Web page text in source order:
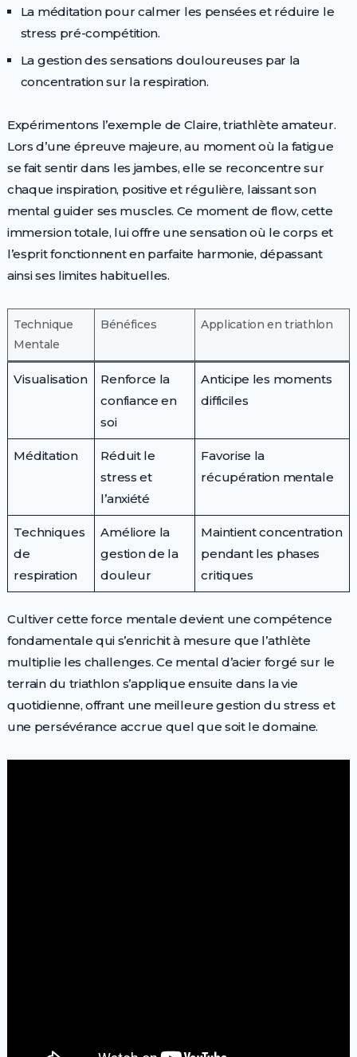
La méditation pour calmer les pensées et réduire le
stress pré-compétition.
La gestion des sensations douloureuses par la
concentration sur la respiration.
Expérimentons l’exemple de Claire, triathlète amateur.
Lors d’une épreuve majeure, au moment où la fatigue
se fait sentir dans les jambes, elle se reconcentre sur
chaque inspiration, positive et régulière, laissant son
mental guider ses muscles. Ce moment de flow, cette
immersion totale, lui offre une sensation où le corps et
l’esprit fonctionnent en parfaite harmonie, dépassant
ainsi ses limites habituelles.
Technique
Mentale
Bénéfices Application en triathlon
Visualisation
Renforce la
confiance en
soi
Anticipe les moments
difficiles
Méditation
Réduit le
stress et
l’anxiété
Favorise la
récupération mentale
Techniques
de
respiration
Améliore la
gestion de la
douleur
Maintient concentration
pendant les phases
critiques
Cultiver cette force mentale devient une compétence
fondamentale qui s’enrichit à mesure que l’athlète
multiplie les challenges. Ce mental d’acier forgé sur le
terrain du triathlon s’applique ensuite dans la vie
quotidienne, offrant une meilleure gestion du stress et
une persévérance accrue quel que soit le domaine.